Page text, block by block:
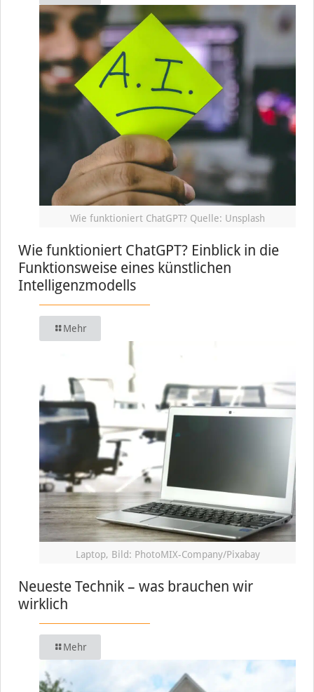
Wie funktioniert ChatGPT? Quelle: Unsplash
Wie funktioniert ChatGPT? Einblick in die
Funktionsweise eines künstlichen
Intelligenzmodells
Mehr
Laptop, Bild: PhotoMIX-Company/Pixabay
Neueste Technik – was brauchen wir
wirklich
Mehr